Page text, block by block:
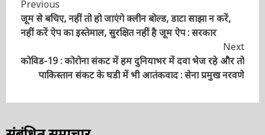
Continue
Reading
Previous
जूम से बचिए, नहीं तो हो जाएंगे क्लीन बोल्ड, डाटा साझा न करें,
नहीं करें ऐप का इस्तेमाल, सुरक्षित नहीं है जूम ऐप : सरकार
Next
कोविड-19 : कोरोना संकट में हम दुनियाभर में दवा भेज रहे और